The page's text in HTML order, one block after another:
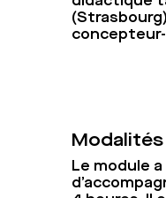
Modalités
Le module